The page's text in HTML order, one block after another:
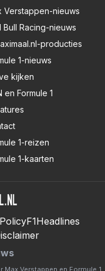
Verstappen-nieuws
Bull Racing-nieuws
producties
1-nieuws
kijken
en Formule 1
1-reizen
1-kaarten
F1Headlines
Max Verstappen en Formule 1